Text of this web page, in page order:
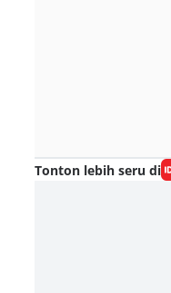
Tonton lebih seru di